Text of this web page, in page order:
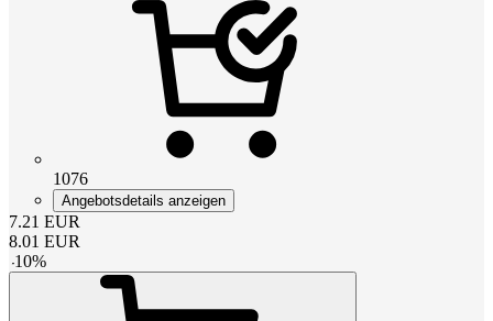
1076
Angebotsdetails anzeigen
7.21 EUR
8.01 EUR
-10%